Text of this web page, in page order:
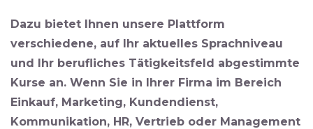
Dazu bietet Ihnen unsere Plattform
verschiedene, auf Ihr aktuelles Sprachniveau
und Ihr berufliches Tätigkeitsfeld abgestimmte
Kurse an. Wenn Sie in Ihrer Firma im Bereich
Einkauf, Marketing, Kundendienst,
Kommunikation, HR, Vertrieb oder Management